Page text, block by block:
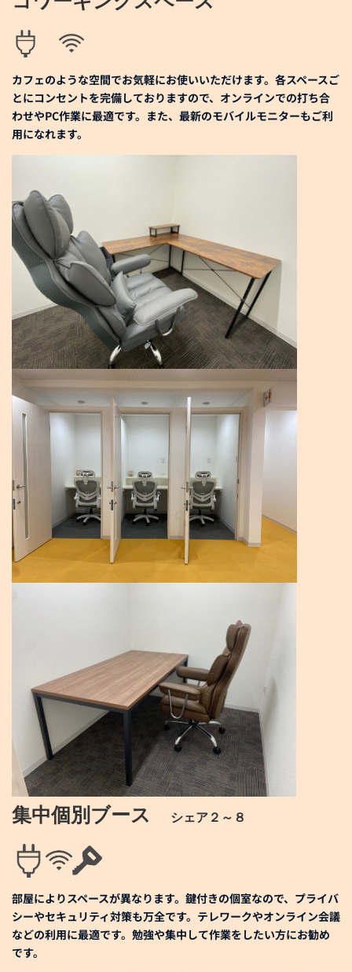
カフェのような空間でお気軽にお使いいただけます。各スペースご
とにコンセントを完備しておりますので、オンラインでの打ち合
わせやPC作業に最適です。また、最新のモバイルモニターもご利
用になれます。
集中個別ブース シェア２～８
部屋によりスペースが異なります。鍵付きの個室なので、プライバ
シーやセキュリティ対策も万全です。テレワークやオンライン会議
などの利用に最適です。勉強や集中して作業をしたい方にお勧め
です。